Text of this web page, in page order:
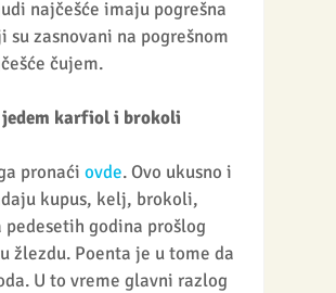
najčešće imaju pogrešna
zasnovani na pogrešnom
čujem.
jedem karfiol i brokoli
pronaći ovde. Ovo ukusno i
kupus, kelj, brokoli,
godina prošlog
žlezdu. Poenta je u tome da
U to vreme glavni razlog